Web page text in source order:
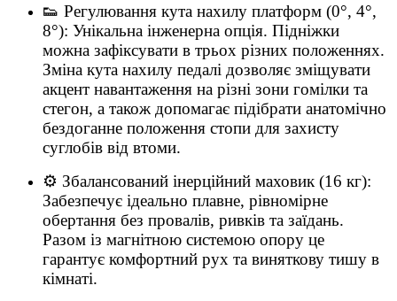
👟 Регулювання кута нахилу платформ (0°, 4°,
8°): Унікальна інженерна опція. Підніжки
можна зафіксувати в трьох різних положеннях.
Зміна кута нахилу педалі дозволяє зміщувати
акцент навантаження на різні зони гомілки та
стегон, а також допомагає підібрати анатомічно
бездоганне положення стопи для захисту
суглобів від втоми.
⚙️ Збалансований інерційний маховик (16 кг):
Забезпечує ідеально плавне, рівномірне
обертання без провалів, ривків та заїдань.
Разом із магнітною системою опору це
гарантує комфортний рух та виняткову тишу в
кімнаті.